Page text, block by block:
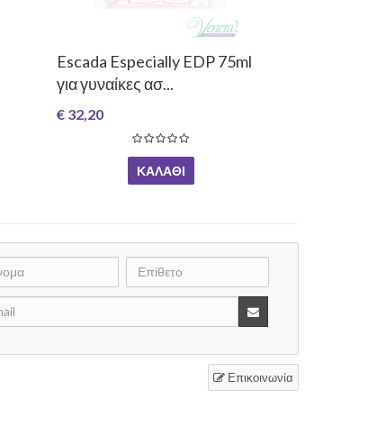
Escada Especially EDP 75ml
για γυναίκες ασ...
€ 32,20
ΚΑΛΆΘΙ
Επικοινωνία